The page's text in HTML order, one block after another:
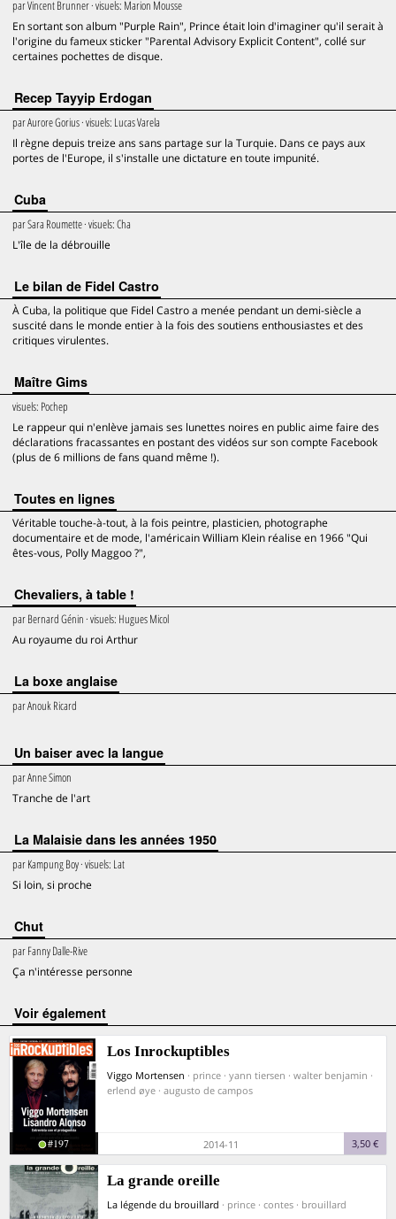
parVincent Brunner· visuels: Marion Mousse
En sortant son album "Purple Rain", Prince était loin d'imaginer qu'il serait à
l'origine du fameux sticker "Parental Advisory Explicit Content", collé sur
certaines pochettes de disque.
Recep Tayyip Erdogan
parAurore Gorius· visuels: Lucas Varela
Il règne depuis treize ans sans partage sur la Turquie. Dans ce pays aux
portes de l'Europe, il s'installe une dictature en toute impunité.
Cuba
parSara Roumette· visuels:Cha
L'île de la débrouille
Le bilan de Fidel Castro
À Cuba, la politique que Fidel Castro a menée pendant un demi-siècle a
suscité dans le monde entier à la fois des soutiens enthousiastes et des
critiques virulentes.
Maître Gims
visuels: Pochep
Le rappeur qui n'enlève jamais ses lunettes noires en public aime faire des
déclarations fracassantes en postant des vidéos sur son compte Facebook
(plus de 6 millions de fans quand même !).
Toutes en lignes
Véritable touche-à-tout, à la fois peintre, plasticien, photographe
documentaire et de mode, l'américain William Klein réalise en 1966 "Qui
êtes-vous, Polly Maggoo ?",
Chevaliers, à table !
parBernard Génin · visuels: Hugues Micol
Au royaume du roi Arthur
La boxe anglaise
parAnouk Ricard
Un baiser avec la langue
parAnne Simon
Tranche de l'art
La Malaisie dans les années 1950
parKampung Boy· visuels: Lat
Si loin, si proche
Chut
parFanny Dalle-Rive
Ça n'intéresse personne
voir également
Los Inrockuptibles
Viggo Mortensen · prince · yann tiersen · walter benjamin ·
erlend øye · augusto de campos
#197 2014-11 3,50 €
La grande oreille
La légende du brouillard · prince · contes · brouillard